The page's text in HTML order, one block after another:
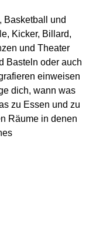
Basketball und
Kicker, Billard,
und Theater
Basteln oder auch
einweisen
dich, wann was
zu Essen und zu
Räume in denen